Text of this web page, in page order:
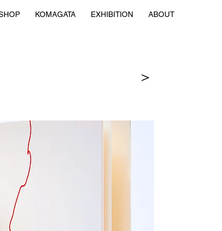
KOMAGATA EXHIBITION ABOUT
＞